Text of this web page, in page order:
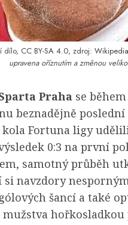
dílo, CC BY-SA 4.0, zdroj:
upravena oříznutím a změnou
Praha se
beznadějně
Fortuna ligy
0:3 na první
samotný průběh
si navzdory
šancí a také